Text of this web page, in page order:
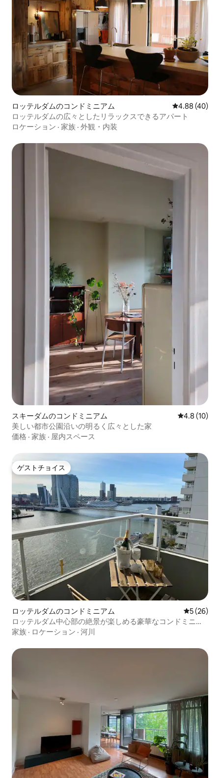
ロッテルダムのコンドミニアム レビュー40
4.88 (40)
ロッテルダムの広々としたリラックスできるアパート
ロケーション · 家族 · 外観・内装
スキーダムのコンドミニアム レビュー10
4.8 (10)
美しい都市公園沿いの明るく広々とした家
価格 · 家族 · 屋内スペース
ゲストチョイス
ゲストチョイス
ロッテルダムのコンドミニアム レビュー
5 (26)
ロッテルダム中心部の絶景が楽しめる豪華なコンドミニア
ム
家族 · ロケーション · 河川